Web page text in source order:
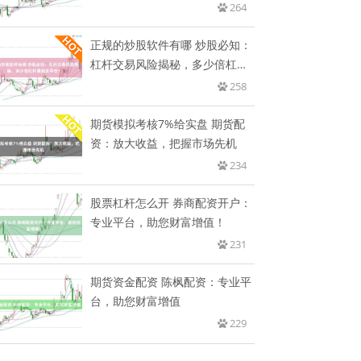
264
正规的炒股软件有哪 炒股必知：
杠杆交易风险揭秘，多少倍杠杆
258
期货模拟考核7%给实盘 期货配
资：放大收益，把握市场先机
234
股票杠杆怎么开 券商配资开户：
专业平台，助您财富增值！
231
期货资金配资 陈枫配资：专业平
台，助您财富增值
229